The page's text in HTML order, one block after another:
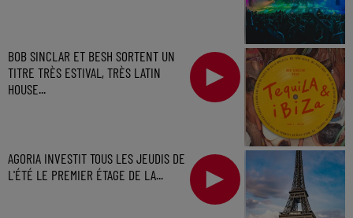
BOB SINCLAR ET BESH SORTENT UN
TITRE TRÈS ESTIVAL, TRÈS LATIN
HOUSE...
AGORIA INVESTIT TOUS LES JEUDIS DE
L'ÉTÉ LE PREMIER ÉTAGE DE LA...